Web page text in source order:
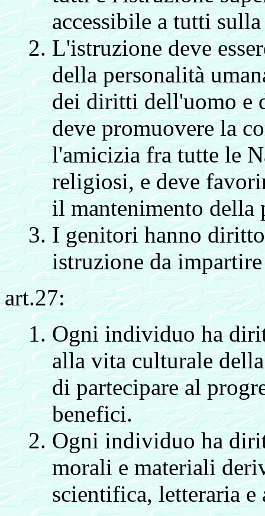
accessibile a tutti
L'istruzione deve
della personalità
dei diritti dell'uomo e
deve promuovere la
l'amicizia fra tutte le
religiosi, e deve
il mantenimento della
I genitori hanno
istruzione da
art.27:
Ogni individuo ha
alla vita culturale
di partecipare al
benefici.
Ogni individuo ha
morali e materiali
scientifica, letteraria